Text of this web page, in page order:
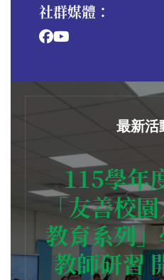
社群媒體：
最新活
115學年
「友善校
教育系列
教師研習